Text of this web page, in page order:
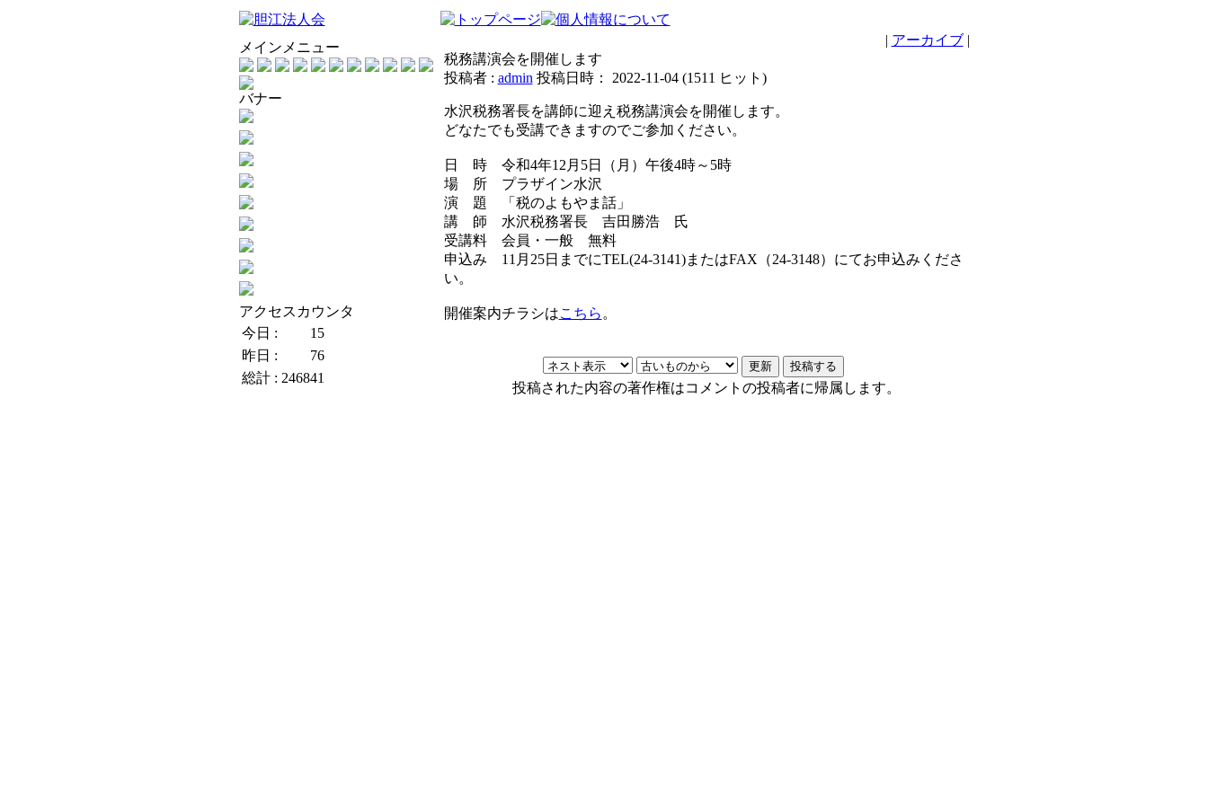
メインメニュー
バナー
アクセスカウンタ
今日 :
15
昨日 :
76
総計 : 246841
| アーカイブ|
税務講演会を開催します
投稿者 : admin 投稿日時： 2022-11-04(1511 ヒット )
水沢税務署長を講師に迎え税務講演会を開催します。
どなたでも受講できますのでご参加ください。
日 時 令和4年12月5日（月）午後4時～5時
場 所 プラザイン水沢
演 題 「税のよもやま話」
講 師 水沢税務署長 吉田勝浩 氏
受講料 会員・一般 無料
申込み 11月25日までにTEL(24-3141)またはFAX（24-3148）にてお申込みくださ
い。
開催案内チラシはこちら 。
投稿された内容の著作権はコメントの投稿者に帰属します。